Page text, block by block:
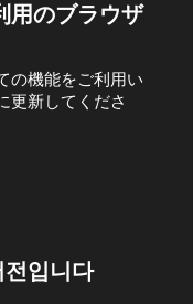
用のブラウザ
の機能をご利用い
更新してくださ
입니다